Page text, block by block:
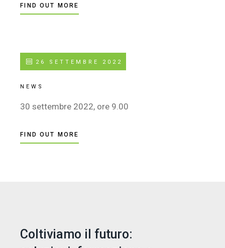
FIND OUT MORE
26 SETTEMBRE 2022
NEWS
30 settembre 2022, ore 9.00
FIND OUT MORE
Coltiviamo il futuro: